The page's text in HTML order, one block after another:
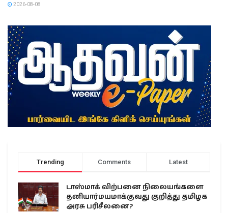
2026-08-08
Trending Comments Latest
டாஸ்மாக் விற்பனை நிலையங்களை
தனியார்மயமாக்குவது குறித்து தமிழக
அரசு பரிசீலனை?